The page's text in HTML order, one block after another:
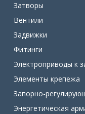
Затворы
Вентили
Задвижки
Фитинги
Электроприводы к
Элементы крепежа
Запорно-
Энергетическая